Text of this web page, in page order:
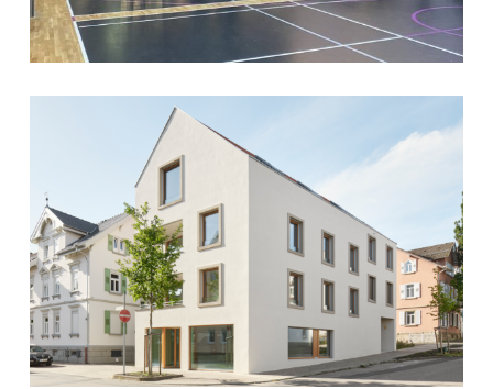
FITNESSSTUDIO LUDWIGSBURG
Mehrfamilienhaus